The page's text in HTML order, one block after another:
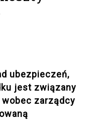
ubezpieczeń,
jest związany
wobec zarządcy